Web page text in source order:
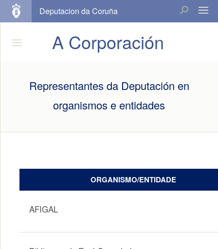
Deputacion da Coruña
A Corporación
Representantes da Deputación en
organismos e entidades
ORGANISMO/ENTIDADE
AFIGAL